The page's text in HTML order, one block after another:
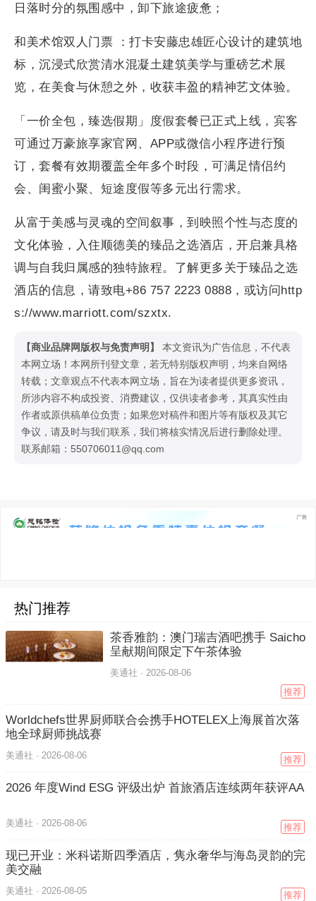
日落时分的氛围感中，卸下旅途疲惫；
和美术馆双人门票 ：打卡安藤忠雄匠心设计的建筑地
标，沉浸式欣赏清水混凝土建筑美学与重磅艺术展
览，在美食与休憩之外，收获丰盈的精神艺文体验。
「一价全包，臻选假期」度假套餐已正式上线，宾客
可通过万豪旅享家官网、APP或微信小程序进行预
订，套餐有效期覆盖全年多个时段，可满足情侣约
会、闺蜜小聚、短途度假等多元出行需求。
从富于美感与灵魂的空间叙事，到映照个性与态度的
文化体验，入住顺德美的臻品之选酒店，开启兼具格
调与自我归属感的独特旅程。了解更多关于臻品之选
酒店的信息，请致电+86 757 2223 0888，或访问http
s://www.marriott.com/szxtx.
【商业品牌网版权与免责声明】
本文资讯为广告信息，不代表
本网立场！本网所刊登文章，若无特别版权声明，均来自网络
转载；文章观点不代表本网立场，旨在为读者提供更多资讯，
所涉内容不构成投资、消费建议，仅供读者参考，其真实性由
作者或原供稿单位负责；如果您对稿件和图片等有版权及其它
争议，请及时与我们联系，我们将核实情况后进行删除处理。
联系邮箱：550706011@qq.com
热门推荐
茶香雅韵：澳门瑞吉酒吧携手 Saicho
呈献期间限定下午茶体验
美通社 ·2026-08-06
推荐
Worldchefs世界厨师联合会携手HOTELEX上海展首次落
地全球厨师挑战赛
美通社 · 2026-08-06 推荐
2026 年度Wind ESG 评级出炉 首旅酒店连续两年获评AA
美通社 · 2026-08-06 推荐
现已开业：米科诺斯四季酒店，隽永奢华与海岛灵韵的完
美交融
美通社 · 2026-08-05 推荐